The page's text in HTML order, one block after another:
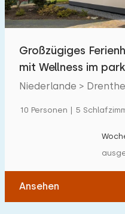
Unterkunft
Im Ferienpark
Einfamilienhaus
Ferienbauernhof
Tiny house
Großzügiges
mit Wellness im
Natur
Niederlande >
10 Personen | 5
Ansehen